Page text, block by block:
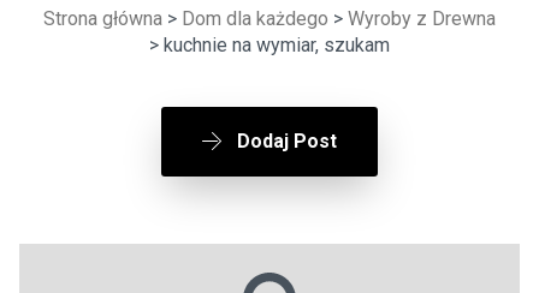
Strona główna > Dom dla każdego > Wyroby z Drewna
> kuchnie na wymiar, szukam
Dodaj Post